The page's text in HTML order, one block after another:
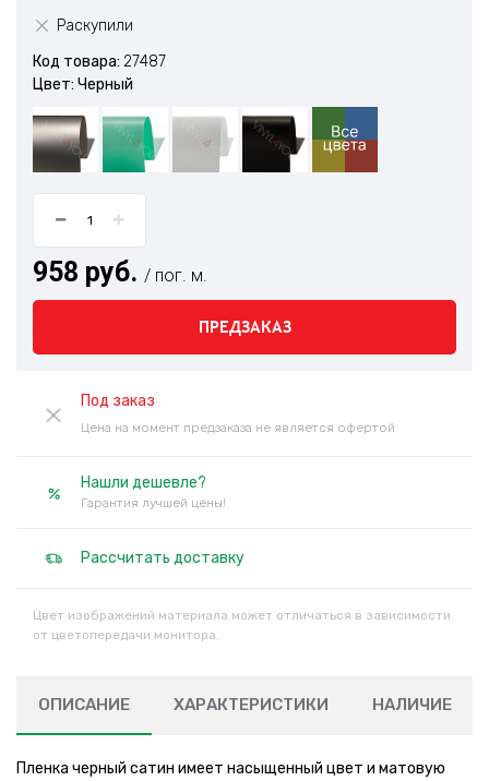
Раскупили
Код товара: 27487
Цвет: Черный
958 руб. / пог. м.
ПРЕДЗАКАЗ
Под заказ
Цена на момент предзаказа не является офертой
Нашли дешевле?
Гарантия лучшей цены!
Рассчитать доставку
Цвет изображений материала может отличаться в зависимости
от цветопередачи монитора.
ОПИСАНИЕ ХАРАКТЕРИСТИКИ НАЛИЧИЕ
Пленка черный сатин имеет насыщенный цвет и матовую